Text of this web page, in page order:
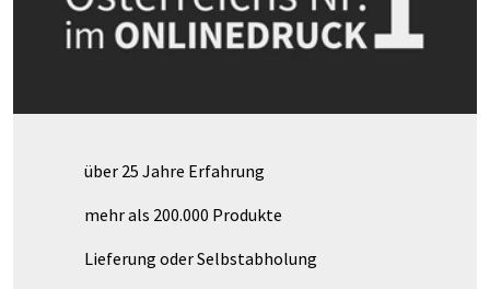
über 25 Jahre Erfahrung
mehr als 200.000 Produkte
Lieferung oder Selbstabholung